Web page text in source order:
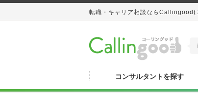
転職・キャリア相談ならCallingood(
コンサルタントを探す